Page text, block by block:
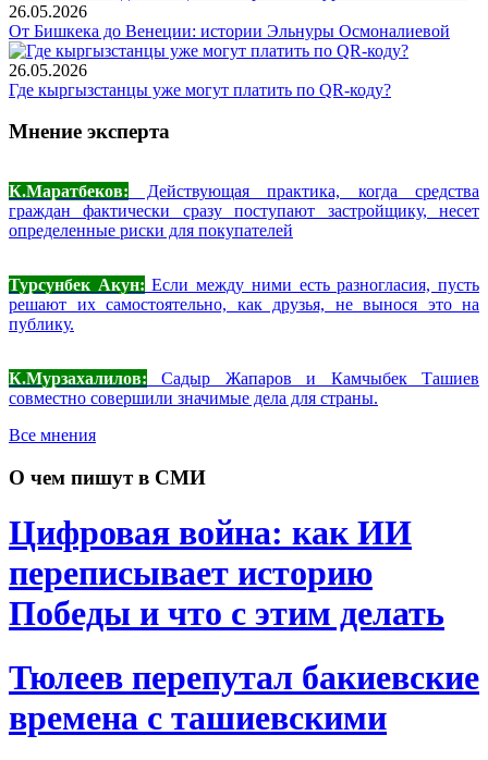
26.05.2026
От Бишкека до Венеции: истории Эльнуры Осмоналиевой
26.05.2026
Где кыргызстанцы уже могут платить по QR-коду?
Мнение эксперта
К.Маратбеков: Действующая практика, когда средства
граждан фактически сразу поступают застройщику, несет
определенные риски для покупателей
Турсунбек Акун: Если между ними есть разногласия, пусть
решают их самостоятельно, как друзья, не вынося это на
публику.
К.Мурзахалилов: Садыр Жапаров и Камчыбек Ташиев
совместно совершили значимые дела для страны.
Все мнения
О чем пишут в СМИ
Цифровая война: как ИИ
переписывает историю
Победы и что с этим делать
Тюлеев перепутал бакиевские
времена с ташиевскими